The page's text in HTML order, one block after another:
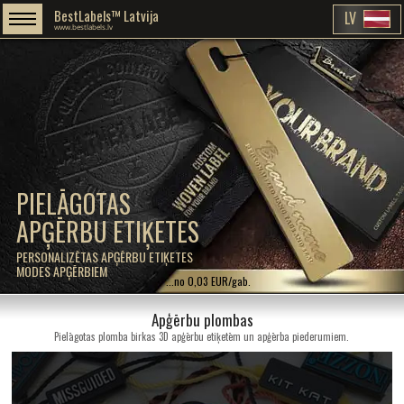
PIELĀGOTAS
APĢĒRBU ETIĶETES
PERSONALIZĒTAS APĢĒRBU ETIĶETES
MODES APĢĒRBIEM
BestLabels™ Latvija
www.bestlabels.lv LV
...no 0,03 EUR/gab.
Apģērbu plombas
Pielāgotas plomba birkas 3D apģērbu etiķetēm un apģērba piederumiem.